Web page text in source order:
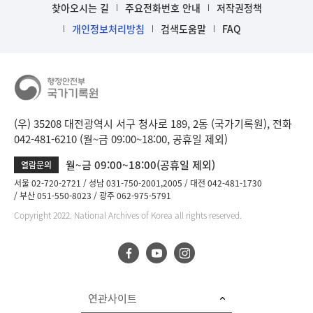
찾아오시는 길 주요전화번호 안내
저작권정책
개인정보처리방침
검색도움말 FAQ
(우) 35208 대전광역시 서구 청사로 189, 2동 (국가기록원), 전화
042-481-6210 (월~금 09:00~18:00, 공휴일 제외)
열람문의 월~금 09:00~18:00(공휴일 제외)
서울 02-720-2721 성남 031-750-2001,2005
대전 042-481-1730
부산 051-550-8023
광주 062-975-5791
Copyright 2022. National Archives of Korea all rights reserved.
연관사이트